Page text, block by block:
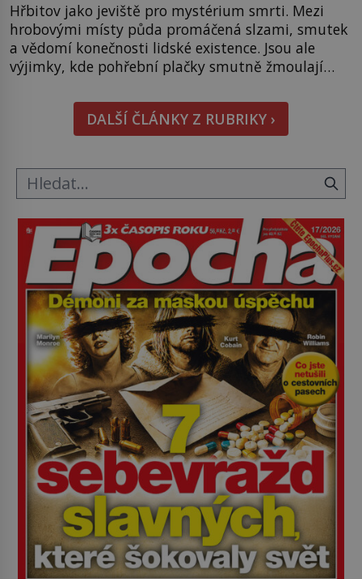
Hřbitov jako jeviště pro mystérium smrti. Mezi
hrobovými místy půda promáčená slzami, smutek
a vědomí konečnosti lidské existence. Jsou ale
výjimky, kde pohřební plačky smutně žmoulají
pohledu na výši vyměřené podpory
v nezaměstnanosti. Kam vás pozveme? Unikátní
hřbitov, který si vysloužil název „Veselý“, najdeme
DALŠÍ ČLÁNKY Z RUBRIKY ›